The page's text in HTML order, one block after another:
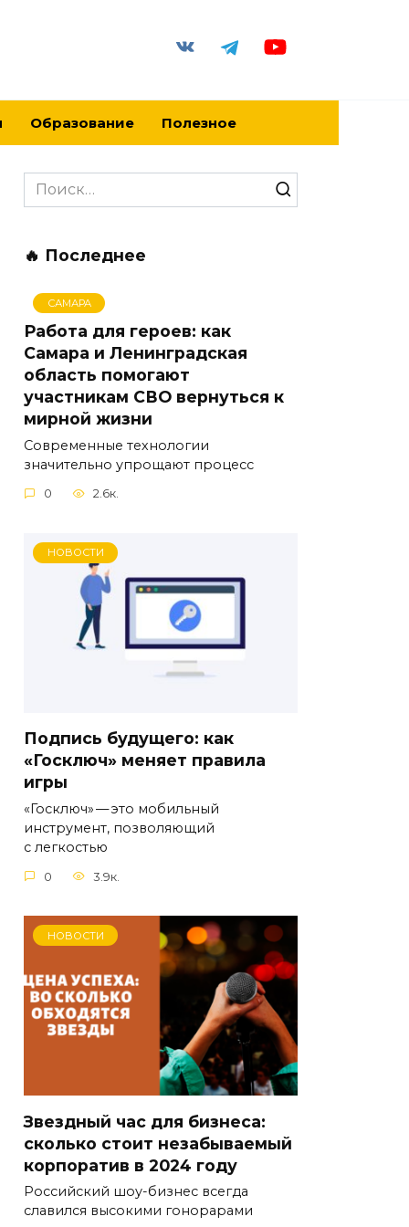
Образование Полезное
Search
for:
🔥 Последнее
САМАРА
Работа для героев: как
Самара и Ленинградская
область помогают
участникам СВО вернуться к
мирной жизни
Современные технологии
значительно упрощают процесс
0 2.6к.
НОВОСТИ
Подпись будущего: как
«Госключ» меняет правила
игры
«Госключ» — это мобильный
инструмент, позволяющий
с легкостью
0 3.9к.
НОВОСТИ
Звездный час для бизнеса:
сколько стоит незабываемый
корпоратив в 2024 году
Российский шоу-бизнес всегда
славился высокими гонорарами